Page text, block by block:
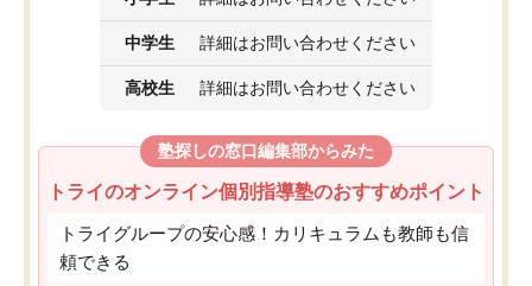
中学生 詳細はお問い合わせください
高校生 詳細はお問い合わせください
塾探しの窓口編集部からみた
トライのオンライン個別指導塾のおすすめポイント
トライグループの安心感！カリキュラムも教師も信
頼できる